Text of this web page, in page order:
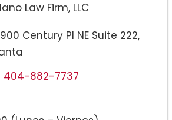
Law Firm, LLC
Century Pl NE Suite 222,
404-882-7737